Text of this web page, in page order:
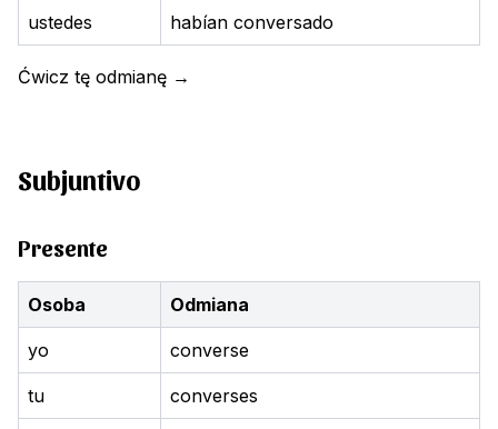
ustedes habían conversado
Ćwicz tę odmianę →
Subjuntivo
Presente
Osoba Odmiana
yo converse
tu converses